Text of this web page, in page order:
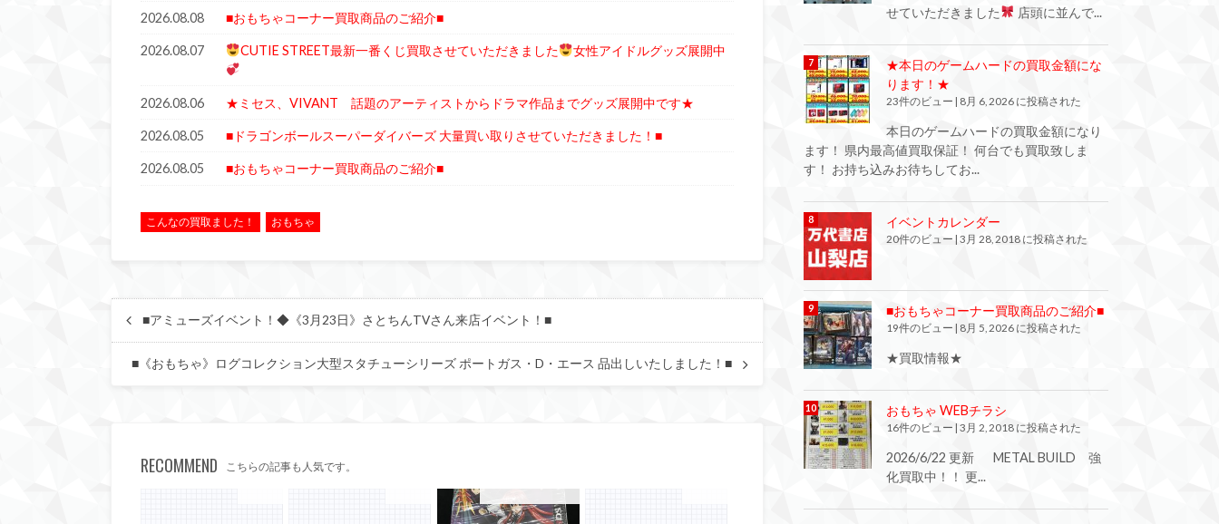
2026.08.08 ■おもちゃコーナー買取商品のご紹介■
2026.08.07 CUTIE STREET最新一番くじ買取させていただきました 女性アイドルグッズ展開中
2026.08.06 ★ミセス、VIVANT 話題のアーティストからドラマ作品までグッズ展開中です★
2026.08.05 ■ドラゴンボールスーパーダイバーズ 大量買い取りさせていただきました！■
2026.08.05 ■おもちゃコーナー買取商品のご紹介■
こんなの買取ました！ おもちゃ
■アミューズイベント！◆《3月23日》さとちんTVさん来店イベント！■
■《おもちゃ》ログコレクション大型スタチューシリーズ ポートガス・D・エース 品出しいたしました！■
RECOMMEND こちらの記事も人気です。
せていただきました
店頭に並んで...
★本日のゲームハードの買取金額にな
ります！★
23件のビュー | 8月 6, 2026 に投稿された
本日のゲームハードの買取金額になり
ます！ 県内最高値買取保証！ 何台でも買取致しま
す！ お持ち込みお待ちしてお...
イベントカレンダー
20件のビュー | 3月 28, 2018 に投稿された
■おもちゃコーナー買取商品のご紹介■
19件のビュー | 8月 5, 2026 に投稿された
★買取情報★
おもちゃ WEBチラシ
16件のビュー | 3月 2, 2018 に投稿された
2026/6/22 更新 METAL BUILD 強
化買取中！！ 更...